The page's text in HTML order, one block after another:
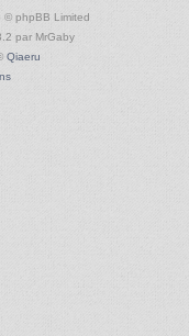
© phpBB Limited
par MrGaby
Qiaeru